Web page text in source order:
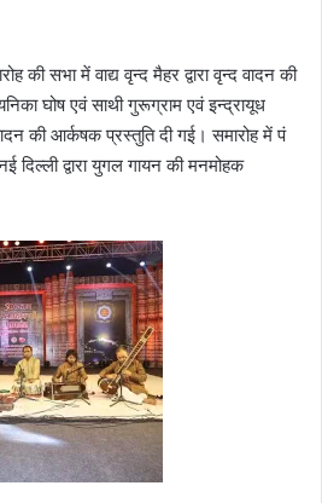
की सभा में वाद्य वृन्द मैहर द्वारा वृन्द वादन की
घोष एवं साथी गुरूग्राम एवं इन्द्रायूध
की आर्कषक प्रस्तुति दी गई। समारोह में पं
दिल्ली द्वारा युगल गायन की मनमोहक